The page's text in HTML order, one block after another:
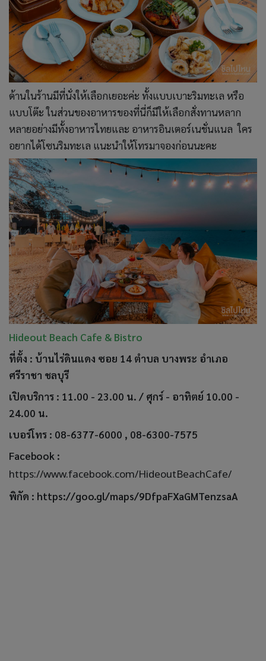
ด้านในร้านมีที่นั่งให้เลือกเยอะค่ะ ทั้งแบบเบาะริมทะเล หรือ
แบบโต๊ะ ในส่วนของอาหารของที่นี่ก็มีให้เลือกสั่งทานหลาก
หลายอย่างมีทั้งอาหารไทยและ อาหารอินเตอร์เนชั่นแนล ใคร
อยากได้โซนริมทะเล แนะนำให้โทรมาจองก่อนนะคะ
Hideout Beach Cafe & Bistro
ที่ตั้ง : บ้านไร่ดินแดง ซอย 14 ตำบล บางพระ อำเภอ
ศรีราชา ชลบุรี
เปิดบริการ : 11.00 - 23.00 น. / ศุกร์ - อาทิตย์ 10.00 -
24.00 น.
เบอร์โทร : 08-6377-6000 , 08-6300-7575
Facebook :
https://www.facebook.com/HideoutBeachCafe/
พิกัด : https://goo.gl/maps/9DfpaFXaGMTenzsaA